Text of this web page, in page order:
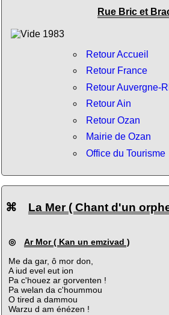
Rue Bric et
Retour Accueil
Retour France
Retour Auvergne-
Retour Ain
Retour Ozan
Mairie de Ozan
Office du Tourisme
⌘ La Mer ( Chant d'un
◎ Ar Mor ( Kan un emzivad )
Me da gar, ô mor don,
A iud evel eut ion
Pa c'houez ar gorventen !
Pa welan da c'hoummou
O tired a dammou
Warzu d am énézen !